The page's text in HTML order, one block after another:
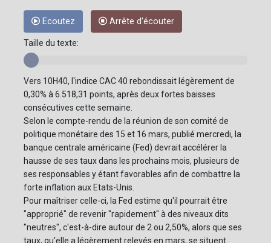
Ecoutez Arrête d'écouter
Taille du texte:
Vers 10H40, l'indice CAC 40 rebondissait légèrement de
0,30% à 6.518,31 points, après deux fortes baisses
consécutives cette semaine.
Selon le compte-rendu de la réunion de son comité de
politique monétaire des 15 et 16 mars, publié mercredi, la
banque centrale américaine (Fed) devrait accélérer la
hausse de ses taux dans les prochains mois, plusieurs de
ses responsables y étant favorables afin de combattre la
forte inflation aux Etats-Unis.
Pour maîtriser celle-ci, la Fed estime qu'il pourrait être
"approprié" de revenir "rapidement" à des niveaux dits
"neutres", c'est-à-dire autour de 2 ou 2,50%, alors que ses
taux, qu'elle a légèrement relevés en mars, se situent